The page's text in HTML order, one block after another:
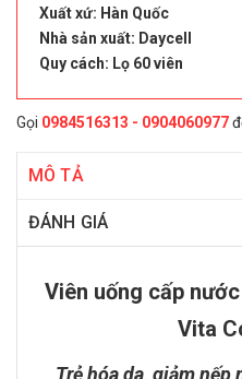
Xuất xứ: Hàn Quốc
Nhà sản xuất: Daycell
Quy cách: Lọ 60 viên
Gọi 0984516313 - 0904060977
MÔ TẢ
ĐÁNH GIÁ
Viên uống cấp
Vita
Trẻ hóa da, giảm